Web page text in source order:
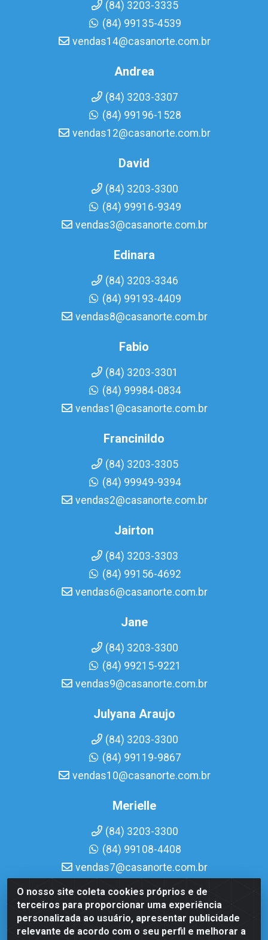
O nosso site coleta cookies próprios e de
terceiros para proporcionar uma experiência
personalizada ao usuário, apresentar publicidade
relevante de acordo com o seu perfil e melhorar a
(84) 3203-3335
(84) 99135-4539
vendas14@casanorte.com.br
Andrea
(84) 3203-3307
(84) 99196-1528
vendas12@casanorte.com.br
David
(84) 3203-3300
(84) 99916-9349
vendas3@casanorte.com.br
Edinara
(84) 3203-3346
(84) 99193-4409
vendas8@casanorte.com.br
Fabio
(84) 3203-3301
(84) 99984-0834
vendas1@casanorte.com.br
Francinildo
(84) 3203-3305
(84) 99949-9394
vendas2@casanorte.com.br
Jairton
(84) 3203-3303
(84) 99156-4692
vendas6@casanorte.com.br
Jane
(84) 3203-3300
(84) 99215-9221
vendas9@casanorte.com.br
Julyana Araujo
(84) 3203-3300
(84) 99119-9867
vendas10@casanorte.com.br
Merielle
(84) 3203-3300
(84) 99108-4408
vendas7@casanorte.com.br
Casa Norte LTDA - Av. Interventor Mário Câmara, 1815 -
Dix-Sept Rosado, Natal/RN - CEP 59054-600 - CNPJ
08.713.513/0001-51